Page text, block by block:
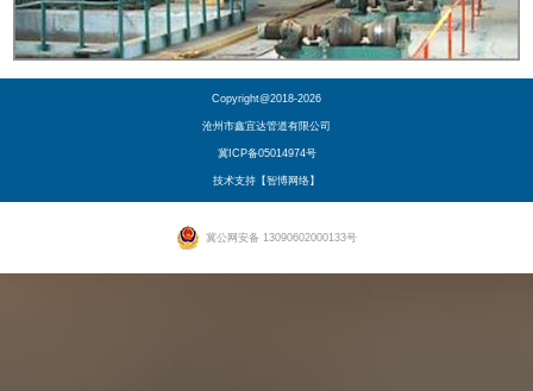
Copyright@2018-2026
沧州市鑫宜达管道有限公司
冀ICP备05014974号
技术支持【智博网络】
冀公网安备 13090602000133号